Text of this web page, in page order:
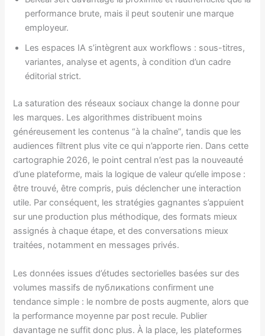
performance brute, mais il peut soutenir une marque
employeur.
Les espaces IA s’intègrent aux workflows : sous-titres,
variantes, analyse et agents, à condition d’un cadre
éditorial strict.
La saturation des réseaux sociaux change la donne pour
les marques. Les algorithmes distribuent moins
généreusement les contenus “à la chaîne”, tandis que les
audiences filtrent plus vite ce qui n’apporte rien. Dans cette
cartographie 2026, le point central n’est pas la nouveauté
d’une plateforme, mais la logique de valeur qu’elle impose :
être trouvé, être compris, puis déclencher une interaction
utile. Par conséquent, les stratégies gagnantes s’appuient
sur une production plus méthodique, des formats mieux
assignés à chaque étape, et des conversations mieux
traitées, notamment en messages privés.
Les données issues d’études sectorielles basées sur des
volumes massifs de публикаtions confirment une
tendance simple : le nombre de posts augmente, alors que
la performance moyenne par post recule. Publier
davantage ne suffit donc plus. À la place, les plateformes